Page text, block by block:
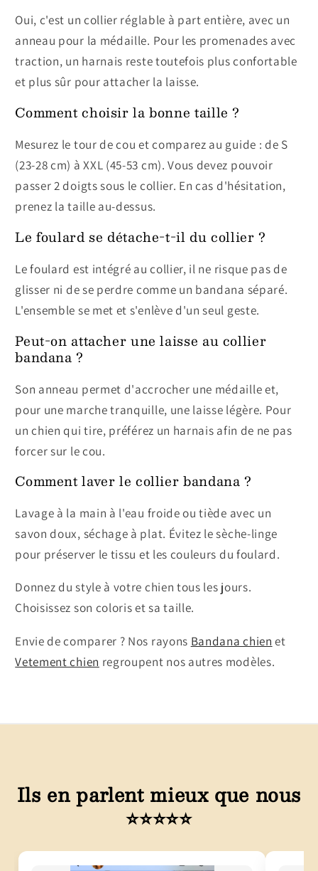
Oui, c'est un collier réglable à part entière, avec un
anneau pour la médaille. Pour les promenades avec
traction, un harnais reste toutefois plus confortable
et plus sûr pour attacher la laisse.
Comment choisir la bonne taille ?
Mesurez le tour de cou et comparez au guide : de S
(23-28 cm) à XXL (45-53 cm). Vous devez pouvoir
passer 2 doigts sous le collier. En cas d'hésitation,
prenez la taille au-dessus.
Le foulard se détache-t-il du collier ?
Le foulard est intégré au collier, il ne risque pas de
glisser ni de se perdre comme un bandana séparé.
L'ensemble se met et s'enlève d'un seul geste.
Peut-on attacher une laisse au collier
bandana ?
Son anneau permet d'accrocher une médaille et,
pour une marche tranquille, une laisse légère. Pour
un chien qui tire, préférez un harnais afin de ne pas
forcer sur le cou.
Comment laver le collier bandana ?
Lavage à la main à l'eau froide ou tiède avec un
savon doux, séchage à plat. Évitez le sèche-linge
pour préserver le tissu et les couleurs du foulard.
Donnez du style à votre chien tous les jours.
Choisissez son coloris et sa taille.
Envie de comparer ? Nos rayons Bandana chien et
Vetement chien regroupent nos autres modèles.
Ils en parlent mieux que nous
⭐⭐⭐⭐⭐